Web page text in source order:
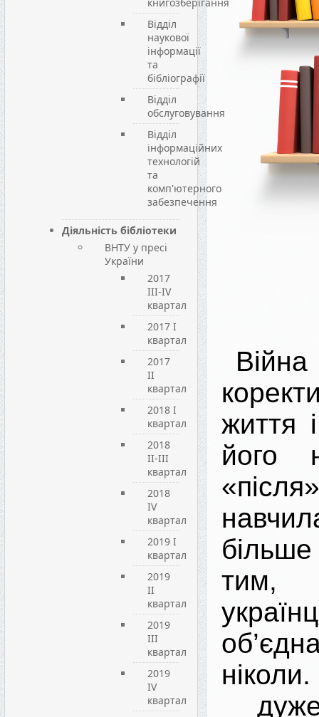
Відділ
наукової
інформації
та
бібліографії
Відділ
обслуговування
Відділ
інформаційних
технологій
та
комп'ютерного
забезпечення
Діяльність бібліотеки
ВНТУ у пресі
України
2017
III-IV
квартал
2017 I
квартал
2017
II
квартал
2018 I
квартал
2018
II-III
квартал
2018
IV
квартал
2019 I
квартал
2019
ІI
квартал
2019
ІIІ
квартал
2019
IV
квартал
життя
його